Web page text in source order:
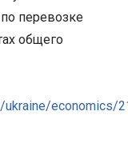
перевозке
общего
economics/